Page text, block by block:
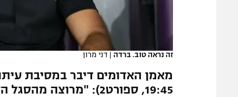
לוח דרושים – ג'ובנט
זה נראה טוב. ברדה | דני מרון
מאמן האדומים דיבר במסיבת
19:45, ספורט2): "מרוצה